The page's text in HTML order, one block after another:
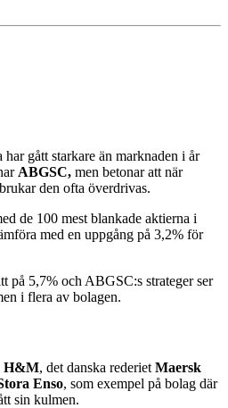
gått starkare än marknaden i år
ABGSC, men betonar att när
den ofta överdrivas.
de 100 mest blankade aktierna i
med en uppgång på 3,2% för
på 5,7% och ABGSC:s strateger ser
i flera av bolagen.
H&M, det danska rederiet Maersk
Enso, som exempel på bolag där
sin kulmen.